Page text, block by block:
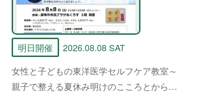
明日開催
2026.08.08 SAT
女性と子どもの東洋医学セルフケア教室～
親子で整える夏休み明けのこころとからだ